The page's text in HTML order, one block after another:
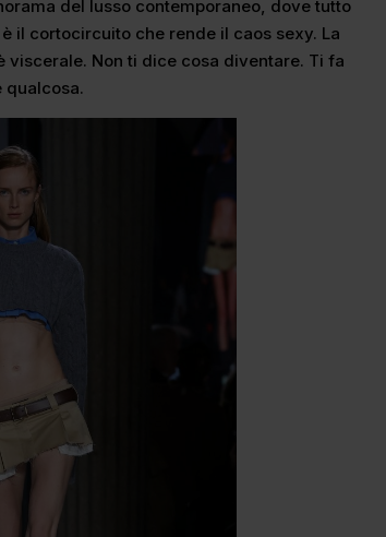
del lusso contemporaneo, dove tutto
il cortocircuito che rende il caos sexy. La
viscerale. Non ti dice cosa diventare. Ti fa
qualcosa.